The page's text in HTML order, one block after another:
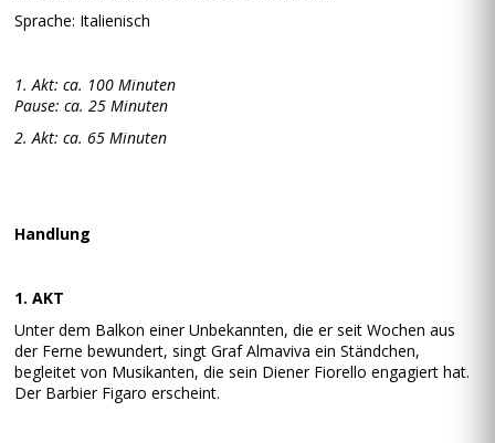
Sprache: Italienisch
1. Akt: ca. 100 Minuten
Pause: ca. 25 Minuten
2. Akt: ca. 65 Minuten
Handlung
1. AKT
Unter dem Balkon einer Unbekannten, die er seit Wochen aus
der Ferne bewundert, singt Graf Almaviva ein Ständchen,
begleitet von Musikanten, die sein Diener Fiorello engagiert hat.
Der Barbier Figaro erscheint.